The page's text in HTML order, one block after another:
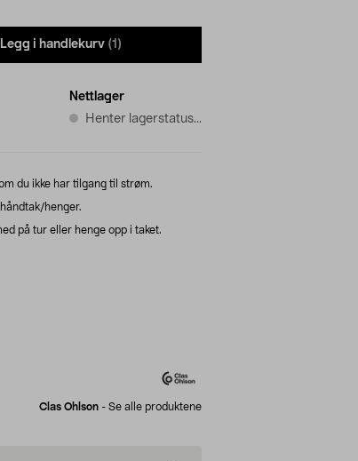
Legg i handlekurv (1)
Nettlager
Henter lagerstatus...
du ikke har tilgang til strøm.
henger.
på tur eller henge opp i taket.
Clas Ohlson - Se alle produktene